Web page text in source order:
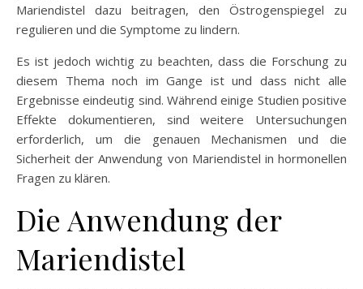
Mariendistel dazu beitragen, den Östrogenspiegel zu
regulieren und die Symptome zu lindern.
Es ist jedoch wichtig zu beachten, dass die Forschung zu
diesem Thema noch im Gange ist und dass nicht alle
Ergebnisse eindeutig sind. Während einige Studien positive
Effekte dokumentieren, sind weitere Untersuchungen
erforderlich, um die genauen Mechanismen und die
Sicherheit der Anwendung von Mariendistel in hormonellen
Fragen zu klären.
Die Anwendung der
Mariendistel